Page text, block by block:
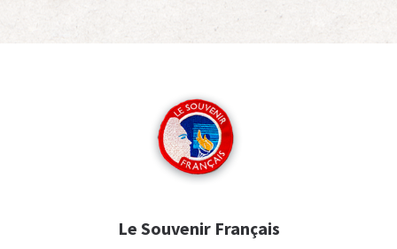
Le Souvenir Français